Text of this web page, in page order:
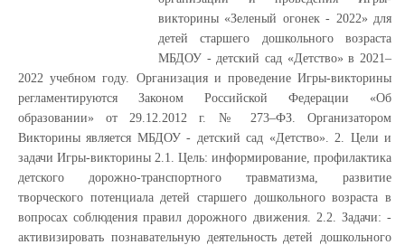
викторины «Зеленый огонек - 2022» для
детей старшего дошкольного возраста
МБДОУ - детский сад «Детство» в 2021–
2022 учебном году. Организация и проведение Игры-викторины
регламентируются Законом Российской Федерации «Об
образовании» от 29.12.2012 г. № 273–ФЗ. Организатором
Викторины является МБДОУ - детский сад «Детство». 2. Цели и
задачи Игры-викторины 2.1. Цель: информирование, профилактика
детского дорожно-транспортного травматизма, развитие
творческого потенциала детей старшего дошкольного возраста в
вопросах соблюдения правил дорожного движения. 2.2. Задачи: -
активизировать познавательную деятельность детей дошкольного